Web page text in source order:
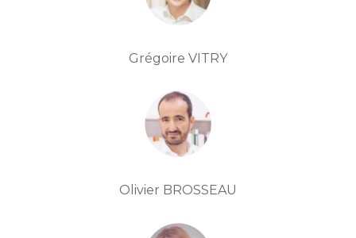
Grégoire VITRY
Olivier BROSSEAU